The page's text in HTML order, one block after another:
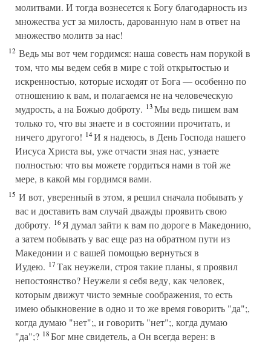
молитвами. И тогда вознесется к Богу благодарность из
множества уст за милость, дарованную нам в ответ на
множество молитв за нас!
12 Ведь мы вот чем гордимся: наша совесть нам порукой в
том, что мы ведем себя в мире с той открытостью и
искренностью, которые исходят от Бога — особенно по
отношению к вам, и полагаемся не на человеческую
мудрость, а на Божью доброту. 13Мы ведь пишем вам
только то, что вы знаете и в состоянии прочитать, и
ничего другого! 14И я надеюсь, в День Господа нашего
Иисуса Христа вы, уже отчасти зная нас, узнаете
полностью: что вы можете гордиться нами в той же
мере, в какой мы гордимся вами.
15 И вот, уверенный в этом, я решил сначала побывать у
вас и доставить вам случай дважды проявить свою
доброту. 16Я думал зайти к вам по дороге в Македонию,
а затем побывать у вас еще раз на обратном пути из
Македонии и с вашей помощью вернуться в
Иудею. 17Так неужели, строя такие планы, я проявил
непостоянство? Неужели я себя веду, как человек,
которым движут чисто земные соображения, то есть
имею обыкновение в одно и то же время говорить "да";,
когда думаю "нет";, и говорить "нет";, когда думаю
"да";? 18Бог мне свидетель, а Он всегда верен: в